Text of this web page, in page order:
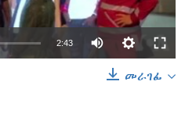
2:43
መራገፊ